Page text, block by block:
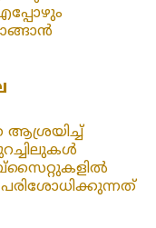
ആശ്രയിച്ച്
പരിശോധിക്കുന്നത്